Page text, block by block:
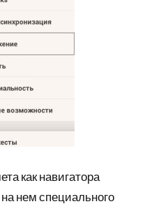
как навигатора
нем специального